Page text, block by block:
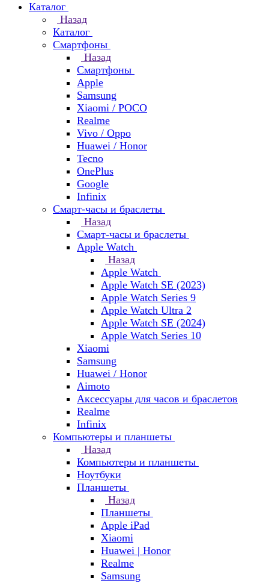
Каталог
Назад
Каталог
Смартфоны
Назад
Смартфоны
Apple
Samsung
Xiaomi / POCO
Realme
Vivo / Oppo
Huawei / Honor
Tecno
OnePlus
Google
Infinix
Смарт-часы и браслеты
Назад
Смарт-часы и браслеты
Apple Watch
Назад
Apple Watch
Apple Watch SE (2023)
Apple Watch Series 9
Apple Watch Ultra 2
Apple Watch SE (2024)
Apple Watch Series 10
Xiaomi
Samsung
Huawei / Honor
Aimoto
Аксессуары для часов и браслетов
Realme
Infinix
Компьютеры и планшеты
Назад
Компьютеры и планшеты
Ноутбуки
Планшеты
Назад
Планшеты
Apple iPad
Xiaomi
Huawei | Honor
Realme
Samsung